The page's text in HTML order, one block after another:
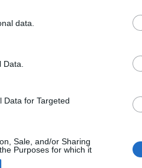
data.
Data for Targeted
Sale, and/or Sharing
Purposes for which it